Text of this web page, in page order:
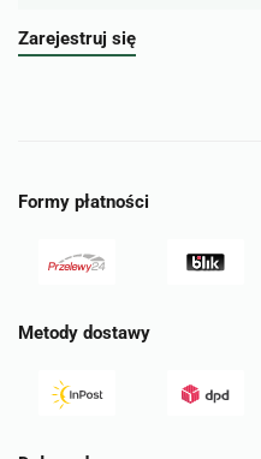
Zarejestruj się
Formy płatności
Metody dostawy